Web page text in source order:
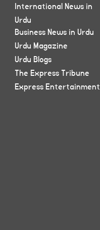
International News in
Urdu
Business News in Urdu
Urdu Magazine
Urdu Blogs
The Express Tribune
Express Entertainment